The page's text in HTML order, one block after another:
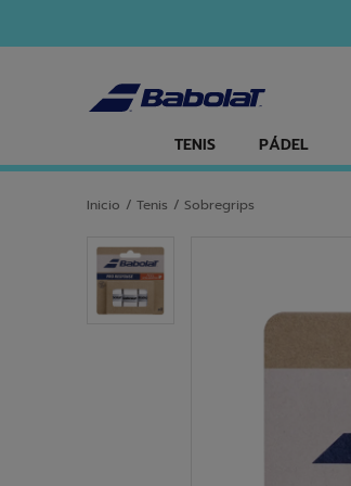
TENIS PÁDEL
Inicio / Tenis / Sobregrips